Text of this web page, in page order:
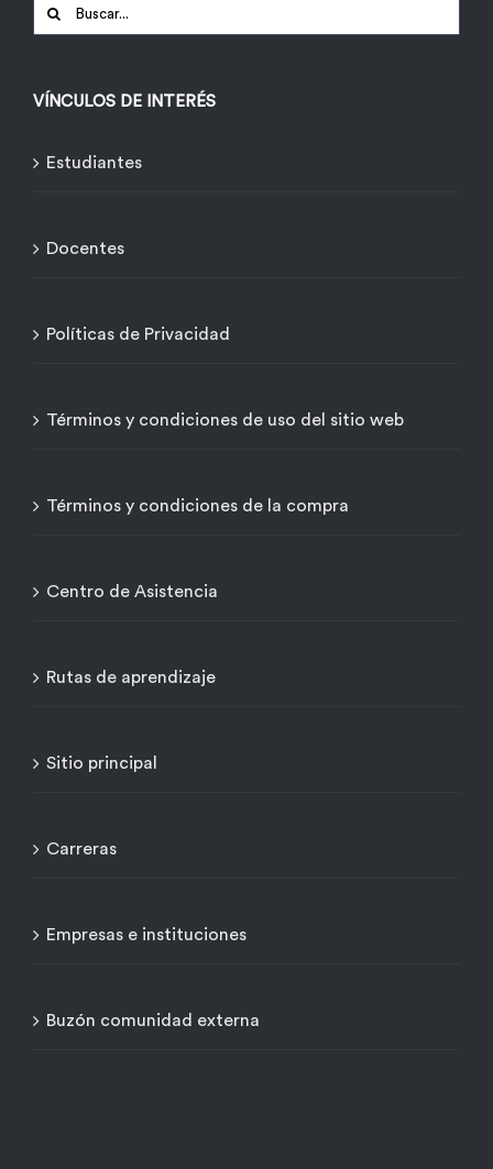
Buscar:
VÍNCULOS DE INTERÉS
Estudiantes
Docentes
Políticas de Privacidad
Términos y condiciones de uso del sitio web
Términos y condiciones de la compra
Centro de Asistencia
Rutas de aprendizaje
Sitio principal
Carreras
Empresas e instituciones
Buzón comunidad externa